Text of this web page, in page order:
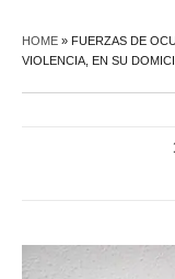
HOME » FUERZAS DE
VIOLENCIA, EN SU